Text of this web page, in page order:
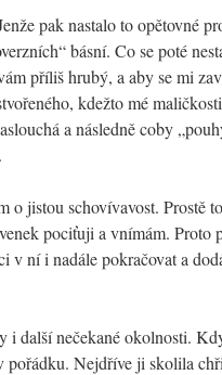
pak nastalo to opětovné
básní. Co se poté
příliš hrubý, a aby se mi
kdežto mé
a následně coby
o jistou schovívavost. Prostě
pociťuji a vnímám. Proto
v ní i nadále pokračovat a
další nečekané okolnosti.
Nejdříve ji skolila